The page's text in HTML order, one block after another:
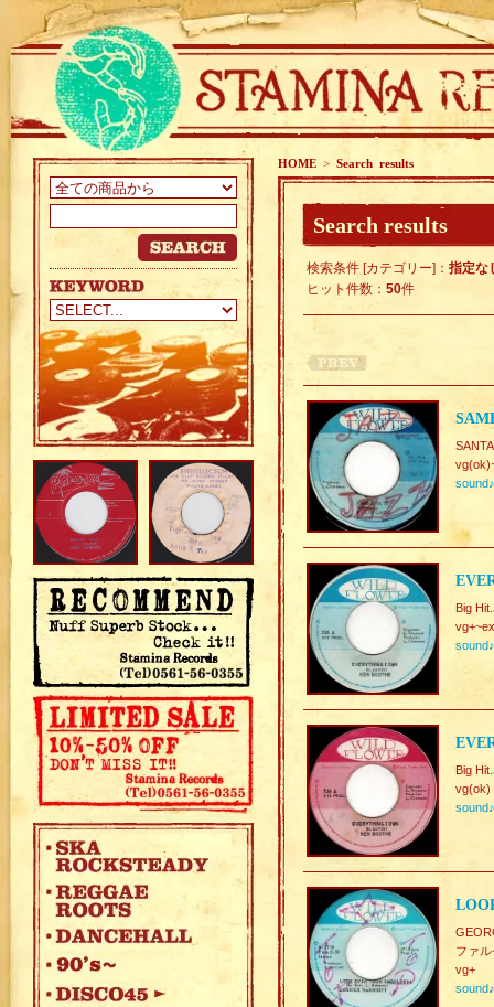
HOME > Search results
Search results
検索条件 [カテゴリー]： 指定な
ヒット件数： 50件
sound♪
Big
sound♪
Big
vg(ok)
sound♪
ファ
vg+
sound♪